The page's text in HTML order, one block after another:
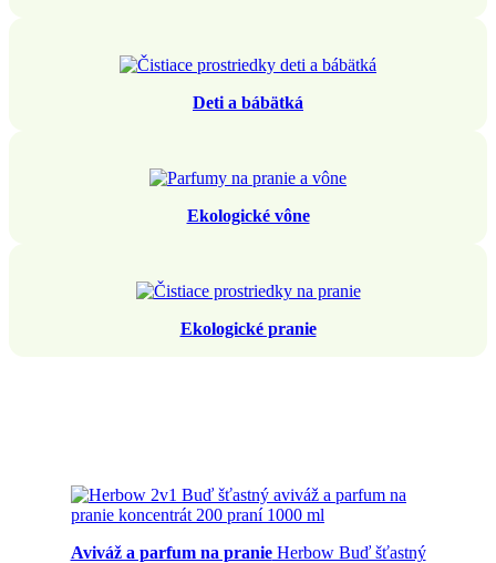
Deti a bábätká
Ekologické vône
Ekologické pranie
Aviváž a parfum na pranieHerbow Buď šťastný